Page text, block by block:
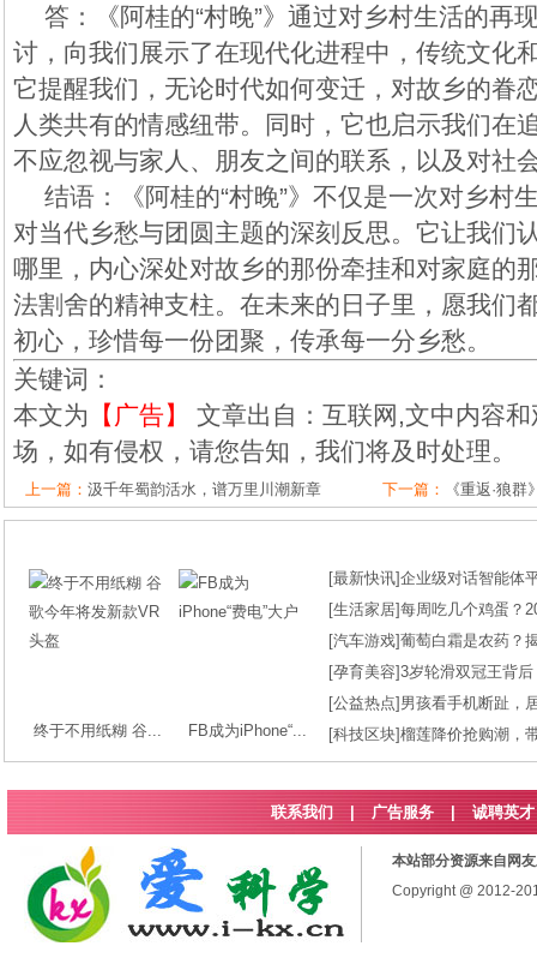
答：《阿桂的“村晚”》通过对乡村生活的再
讨，向我们展示了在现代化进程中，传统文化
它提醒我们，无论时代如何变迁，对故乡的眷
人类共有的情感纽带。同时，它也启示我们在
不应忽视与家人、朋友之间的联系，以及对社
结语：《阿桂的“村晚”》不仅是一次对乡村
对当代乡愁与团圆主题的深刻反思。它让我们
哪里，内心深处对故乡的那份牵挂和对家庭的
法割舍的精神支柱。在未来的日子里，愿我们
初心，珍惜每一份团聚，传承每一分乡愁。
关键词：
本文为 【广告】
文章出自：互联网,文中内容
场，如有侵权，请您告知，我们将及时处理。
上一篇： 汲千年蜀韵活水，谱万里川潮新章 下一篇： 《重返·狼
终于不用纸糊 谷... FB成为iPhone“...
[最新快讯]企业级对话智能体
[生活家居]每周吃几个鸡蛋？
[汽车游戏]葡萄白霜是农药？
[孕育美容]3岁轮滑双冠王背
[公益热点] 男孩看手机断趾，
[科技区块]榴莲降价抢购潮，
联系我们 广告服务 | 诚聘英才
本站部分资源来自网
Copyright @ 2012-